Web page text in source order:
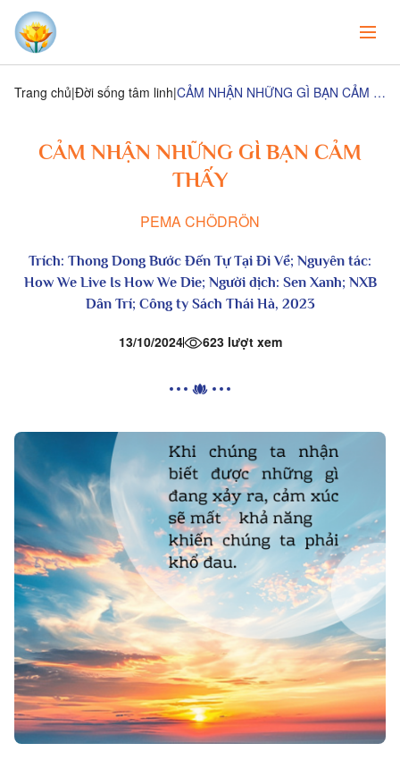
Trang chủ Đời sống tâm linh CẢM NHẬN NHỮNG GÌ BẠN CẢM THẤY
CẢM NHẬN NHỮNG GÌ BẠN CẢM
THẤY
PEMA CHÖDRÖN
Trích: Thong Dong Bước Đến Tự Tại Đi Về; Nguyên tác:
How We Live Is How We Die; Người dịch: Sen Xanh; NXB
Dân Trí; Công ty Sách Thái Hà, 2023
13/10/2024 623 lượt xem